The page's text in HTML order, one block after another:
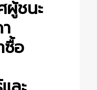
ผู้ชนะ
ซื้อ